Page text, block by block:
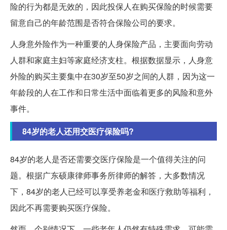
险的行为都是无效的，因此投保人在购买保险的时候需要
留意自己的年龄范围是否符合保险公司的要求。
人身意外险作为一种重要的人身保险产品，主要面向劳动
人群和家庭主妇等家庭经济支柱。根据数据显示，人身意
外险的购买主要集中在30岁至50岁之间的人群，因为这一
年龄段的人在工作和日常生活中面临着更多的风险和意外
事件。
84岁的老人还用交医疗保险吗?
84岁的老人是否还需要交医疗保险是一个值得关注的问
题。根据广东硕康律师事务所律师的解答，大多数情况
下，84岁的老人已经可以享受养老金和医疗救助等福利，
因此不再需要购买医疗保险。